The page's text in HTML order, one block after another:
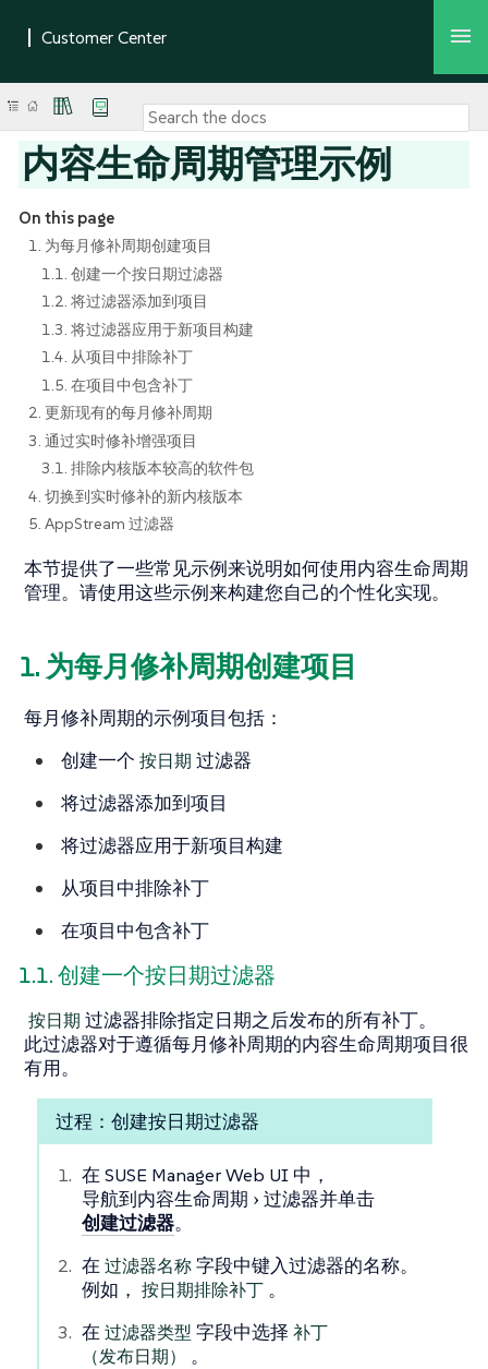
内容生命周期管理示例
On this page
1. 为每月修补周期创建项目
1.1. 创建一个按日期过滤器
1.2. 将过滤器添加到项目
1.3. 将过滤器应用于新项目构建
1.4. 从项目中排除补丁
1.5. 在项目中包含补丁
2. 更新现有的每月修补周期
3. 通过实时修补增强项目
3.1. 排除内核版本较高的软件包
4. 切换到实时修补的新内核版本
5. AppStream 过滤器
本节提供了一些常见示例来说明如何使用内容生命周期
管理。请使用这些示例来构建您自己的个性化实现。
1. 为每月修补周期创建项目
每月修补周期的示例项目包括：
创建一个 按日期 过滤器
将过滤器添加到项目
将过滤器应用于新项目构建
从项目中排除补丁
在项目中包含补丁
1.1. 创建一个按日期过滤器
按日期 过滤器排除指定日期之后发布的所有补丁。
此过滤器对于遵循每月修补周期的内容生命周期项目很
有用。
过程：创建按日期过滤器
在 SUSE Manager Web UI 中，
导航到内容生命周期 过滤器并单击
创建过滤器。
在 过滤器名称字段中键入过滤器的名称。
例如， 按日期排除补丁 。
在 过滤器类型 字段中选择 补丁
（发布日期）
。